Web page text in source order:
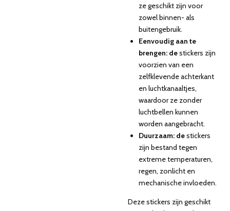
ze geschikt zijn voor
zowel binnen- als
buitengebruik.
Eenvoudig aan te
brengen: destickers zijn
voorzien van een
zelfklevende achterkant
en luchtkanaaltjes,
waardoor ze zonder
luchtbellen kunnen
worden aangebracht.
Duurzaam: destickers
zijn bestand tegen
extreme temperaturen,
regen, zonlicht en
mechanische invloeden.
Deze stickers zijn geschikt